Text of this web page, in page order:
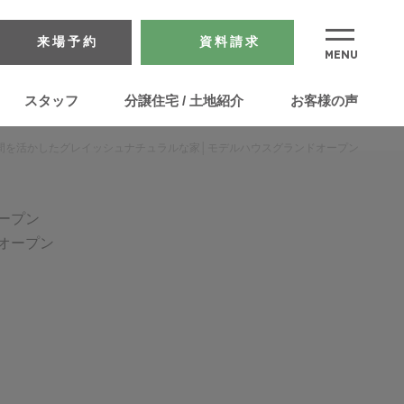
来場予約 資料請求
スタッフ 分譲住宅 / 土地紹介 お客様の声
プン